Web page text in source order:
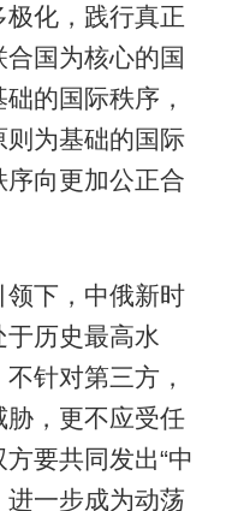
化，践行真正
国为核心的国
的国际秩序，
为基础的国际
向更加公正合
下，中俄新时
历史最高水
针对第三方，
胁，更不应受任
要共同发出“中
进一步成为动荡